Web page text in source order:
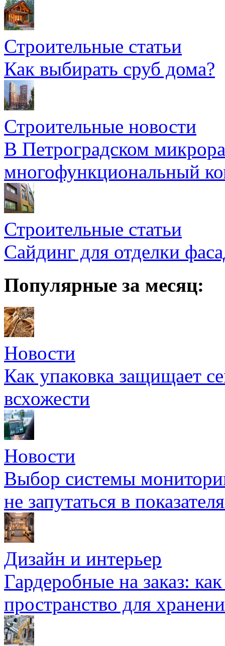
Строительные статьи
Как выбирать сруб дома?
Строительные новости
В Петроградском
многофункциональный
Строительные статьи
Сайдинг для отделки
Популярные за месяц:
Новости
Как упаковка защищает
всхожести
Новости
Выбор системы
не запутаться в
Дизайн и интерьер
Гардеробные на заказ:
пространство для